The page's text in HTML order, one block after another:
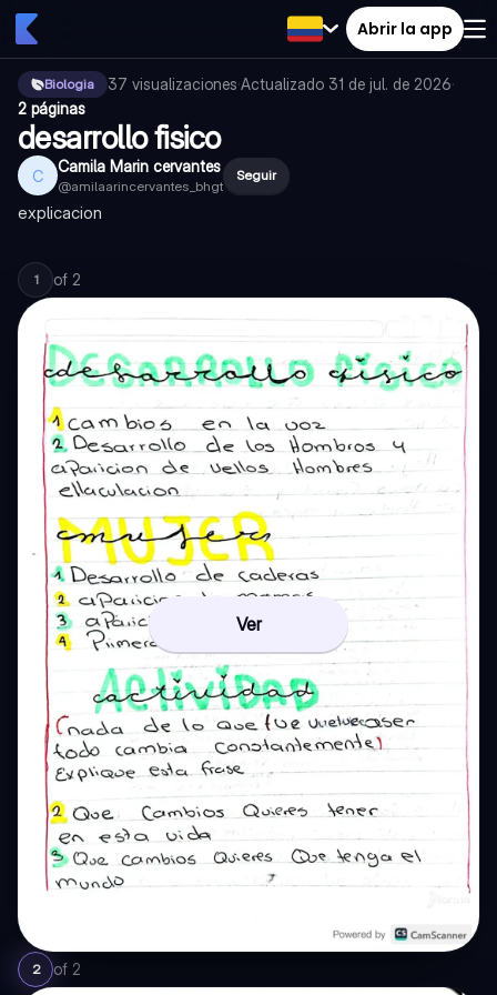
Abrir la app
Biologia 37 visualizaciones·Actualizado 31 de jul. de 2026·
2 páginas
desarrollo fisico
C Camila Marin cervantes
@amilaarincervantes_bhgt
Seguir
explicacion
1 of 2
Ver
2 of 2